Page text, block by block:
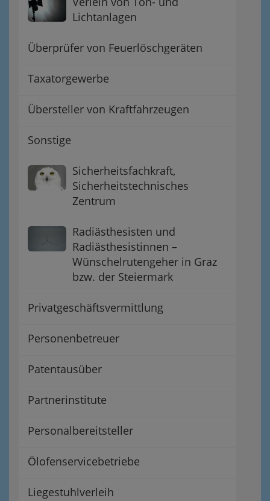
Lichtanlagen
Überprüfer von Feuerlöschgeräten
Taxatorgewerbe
Übersteller von Kraftfahrzeugen
Sonstige
Sicherheitsfachkraft,
Sicherheitstechnisches
Zentrum
Radiästhesisten und
Radiästhesistinnen –
Wünschelrutengeher in Graz
bzw. der Steiermark
Privatgeschäftsvermittlung
Personenbetreuer
Patentausüber
Partnerinstitute
Personalbereitsteller
Ölofenservicebetriebe
Liegestuhlverleih